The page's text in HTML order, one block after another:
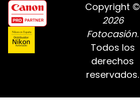
Copyright ©
2026
Fotocasión.
Todos los
derechos
reservados.